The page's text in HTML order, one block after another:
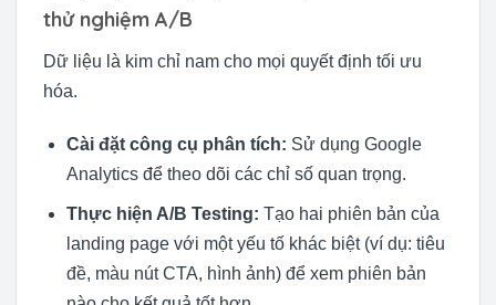
thử nghiệm A/B
Dữ liệu là kim chỉ nam cho mọi quyết định tối ưu
hóa.
Cài đặt công cụ phân tích: Sử dụng Google
Analytics để theo dõi các chỉ số quan trọng.
Thực hiện A/B Testing: Tạo hai phiên bản của
landing page với một yếu tố khác biệt (ví dụ: tiêu
đề, màu nút CTA, hình ảnh) để xem phiên bản